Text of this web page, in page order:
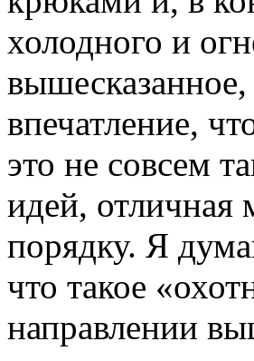
холодного и
впечатление,
это не совсем
идей, отличная
порядку. Я
что такое
направлении